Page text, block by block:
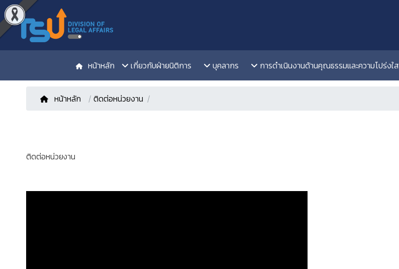
หน้าหลัก เกี่ยวกับฝ่ายนิติการ บุคลากร การดำเนินงานด้านคุณธรรมและความโปร่งใส
หน้าหลัก / ติดต่อหน่วยงาน
ติดต่อหน่วยงาน